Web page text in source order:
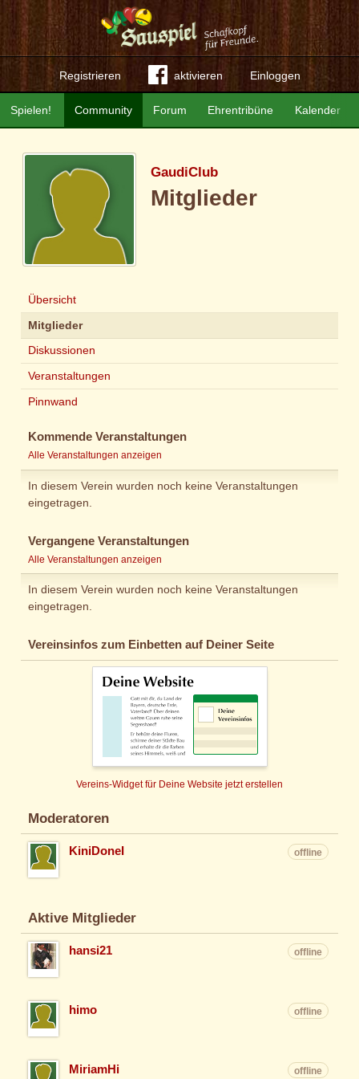
Registrieren aktivieren Einloggen
Community Forum Ehrentribüne Kalender
Spielen!
GaudiClub
Mitglieder
Übersicht
Mitglieder
Diskussionen
Veranstaltungen
Pinnwand
Kommende Veranstaltungen
Alle Veranstaltungen anzeigen
In diesem Verein wurden noch keine Veranstaltungen
eingetragen.
Vergangene Veranstaltungen
Alle Veranstaltungen anzeigen
In diesem Verein wurden noch keine Veranstaltungen
eingetragen.
Vereinsinfos zum Einbetten auf Deiner Seite
Vereins-Widget für Deine Website jetzt erstellen
Moderatoren
KiniDoneI offline
Aktive Mitglieder
hansi21 offline
himo offline
MiriamHi offline